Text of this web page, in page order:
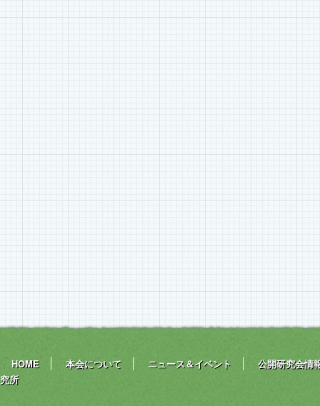
HOME 本会について ニュース＆イベント
公開研究会情
究所